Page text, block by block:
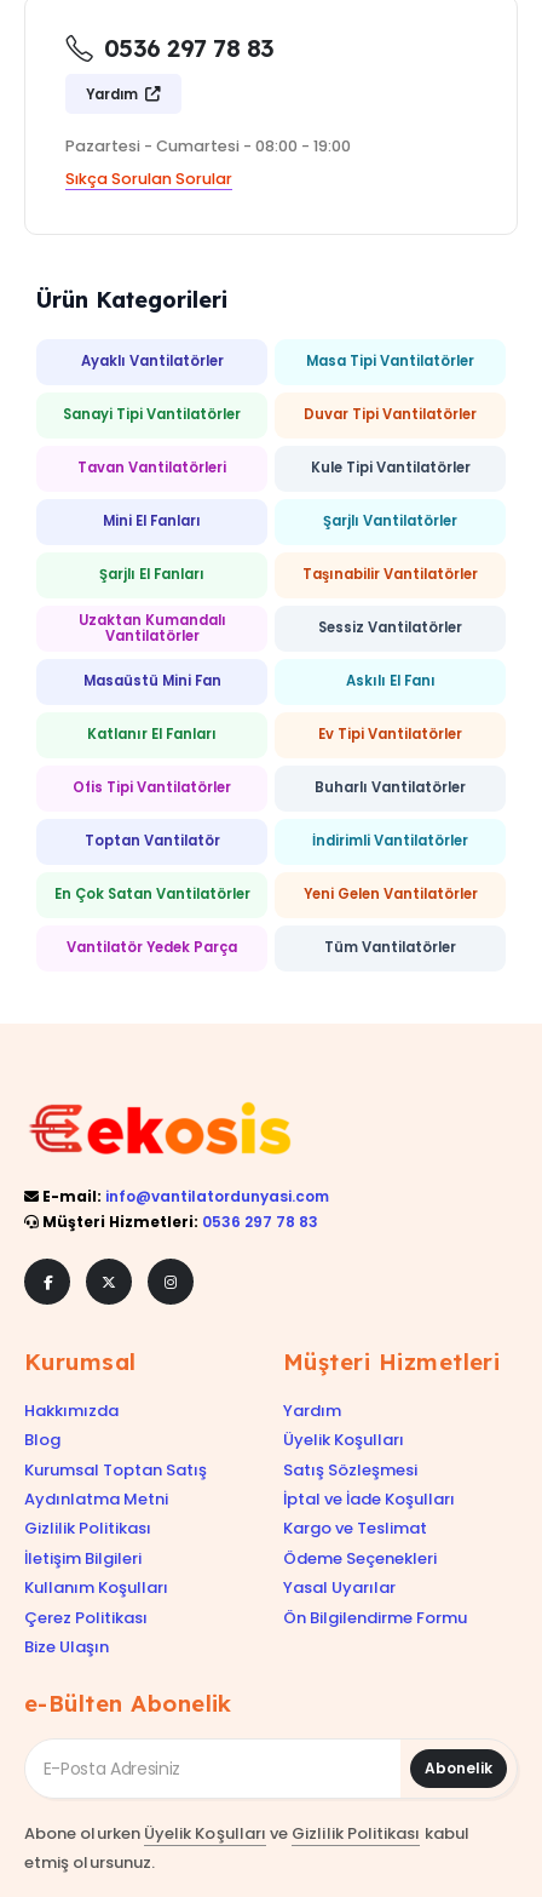
0536 297 78 83
Yardım
Pazartesi - Cumartesi - 08:00 - 19:00
Sıkça Sorulan Sorular
Ürün Kategorileri
Ayaklı Vantilatörler Masa Tipi Vantilatörler
Sanayi Tipi Vantilatörler Duvar Tipi Vantilatörler
Tavan Vantilatörleri Kule Tipi Vantilatörler
Mini El Fanları Şarjlı Vantilatörler
Şarjlı El Fanları Taşınabilir Vantilatörler
Uzaktan Kumandalı
Vantilatörler
Sessiz Vantilatörler
Masaüstü Mini Fan Askılı El Fanı
Katlanır El Fanları Ev Tipi Vantilatörler
Ofis Tipi Vantilatörler Buharlı Vantilatörler
Toptan Vantilatör İndirimli Vantilatörler
En Çok Satan Vantilatörler Yeni Gelen Vantilatörler
Vantilatör Yedek Parça Tüm Vantilatörler
E-mail: info@vantilatordunyasi.com
Müşteri Hizmetleri: 0536 297 78 83
Kurumsal
Hakkımızda
Blog
Kurumsal Toptan Satış
Aydınlatma Metni
Gizlilik Politikası
İletişim Bilgileri
Kullanım Koşulları
Çerez Politikası
Bize Ulaşın
Müşteri Hizmetleri
Yardım
Üyelik Koşulları
Satış Sözleşmesi
İptal ve İade Koşulları
Kargo ve Teslimat
Ödeme Seçenekleri
Yasal Uyarılar
Ön Bilgilendirme Formu
e-Bülten Abonelik
Abonelik
Abone olurken Üyelik Koşulları ve Gizlilik Politikası kabul
etmiş olursunuz.